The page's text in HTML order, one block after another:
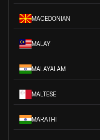
MACEDONIAN
MALAY
MALAYALAM
MALTESE
MARATHI